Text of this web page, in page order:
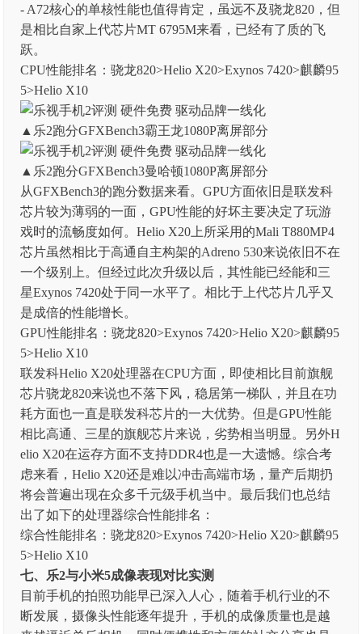
- A72核心的单核性能也值得肯定，虽远不及骁龙820，但
是相比自家上代芯片MT 6795M来看，已经有了质的飞
跃。
CPU性能排名：骁龙820>Helio X20>Exynos 7420>麒麟95
5>Helio X10
▲乐2跑分GFXBench3霸王龙1080P离屏部分
▲乐2跑分GFXBench3曼哈顿1080P离屏部分
从GFXBench3的跑分数据来看。GPU方面依旧是联发科
芯片较为薄弱的一面，GPU性能的好坏主要决定了玩游
戏时的流畅度如何。Helio X20上所采用的Mali T880MP4
芯片虽然相比于高通自主构架的Adreno 530来说依旧不在
一个级别上。但经过此次升级以后，其性能已经能和三
星Exynos 7420处于同一水平了。相比于上代芯片几乎又
是成倍的性能增长。
GPU性能排名：骁龙820>Exynos 7420>Helio X20>麒麟95
5>Helio X10
联发科Helio X20处理器在CPU方面，即使相比目前旗舰
芯片骁龙820来说也不落下风，稳居第一梯队，并且在功
耗方面也一直是联发科芯片的一大优势。但是GPU性能
相比高通、三星的旗舰芯片来说，劣势相当明显。另外H
elio X20在运存方面不支持DDR4也是一大遗憾。综合考
虑来看，Helio X20还是难以冲击高端市场，量产后期扔
将会普遍出现在众多千元级手机当中。最后我们也总结
出了如下的处理器综合性能排名：
综合性能排名：骁龙820>Exynos 7420>Helio X20>麒麟95
5>Helio X10
七、乐2与小米5成像表现对比实测
目前手机的拍照功能早已深入人心，随着手机行业的不
断发展，摄像头性能逐年提升，手机的成像质量也是越